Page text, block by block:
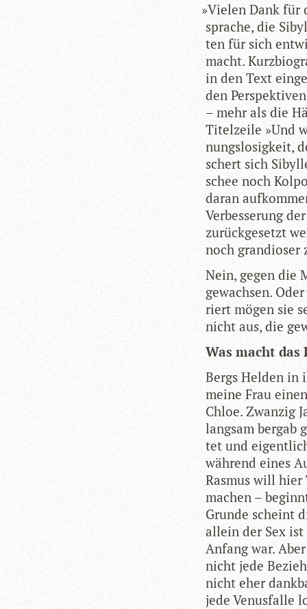
»Vie­len Dank für
spra­che, die
ten für sich
macht.
in den Text
den
– mehr als die
Titel­zeile »Und
nungs­lo­sig­keit,
schert sich
schee noch
daran
Ver­bes­se­rung
zurück­ge­setzt
noch gran­dio­ser
Nein, gegen die
gewach­sen.
riert mögen sie
nicht aus, die
Was macht das
Bergs Hel­den in
meine Frau
Chloe. Zwan­zig
lang­sam
tet und
wäh­rend eines
Ras­mus will
machen –
Grunde scheint
allein der Sex
Anfang war.
nicht jede
nicht eher
jede Venus­falle